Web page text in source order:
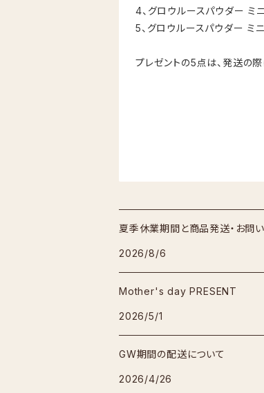
4、グロウルースパウダー ミ
5、グロウルースパウダー
プレゼントの5点は、発送の
夏季休業期間と商品発送・お問
2026/8/6
Mother's day PRESENT
2026/5/1
GW期間の配送について
2026/4/26